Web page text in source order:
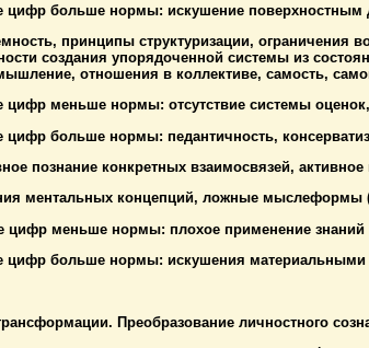
цифр больше нормы: искушение поверхностным
принципы структуризации,
создания упорядоченной системы из
отношения в коллективе, самость,
цифр меньше нормы: отсутствие системы
цифр больше нормы: педантичность,
познание конкретных взаимосвязей,
ментальных концепций, ложные мыслеформы
цифр меньше нормы: плохое применение
цифр больше нормы: искушения
Преобразование личностного